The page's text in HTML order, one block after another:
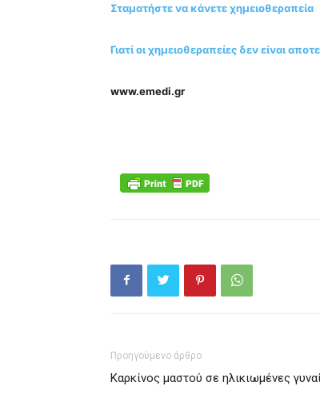
Σταματήστε να κάνετε χημειοθεραπεία
Γιατί οι χημειοθεραπείες δεν είναι
www.emedi.gr
Προηγούμενο άρθρο
Καρκίνος μαστού σε ηλικιωμένες